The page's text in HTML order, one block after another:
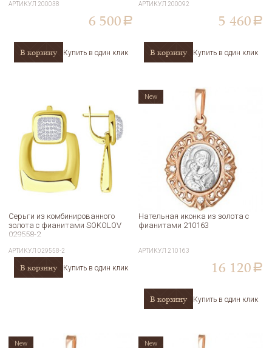
АРТИКУЛ 200038
6 500 a
В корзину Купить в один клик
АРТИКУЛ 200092
5 460 a
В корзину Купить в один клик
Серьги из комбинированного
золота с фианитами SOKOLOV
029558-2
АРТИКУЛ029558-2
В корзину Купить в один клик
Нательная иконка из золота с
фианитами 210163
АРТИКУЛ 210163
16 120 a
В корзину Купить в один клик
New
New New